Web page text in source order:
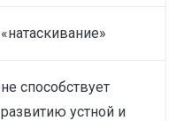
«натаскивание»
не способствует
развитию устной и